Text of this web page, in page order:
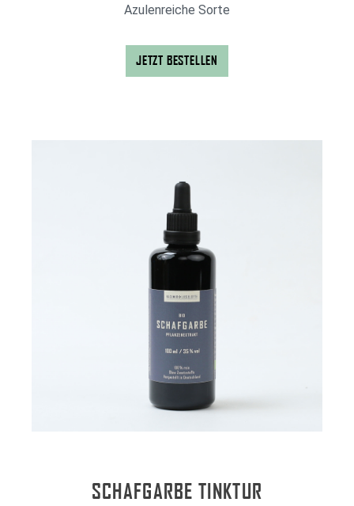
Azulenreiche Sorte
JETZT BESTELLEN
SCHAFGARBE TINKTUR